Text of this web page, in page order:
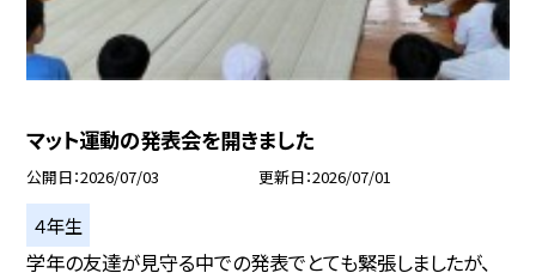
マット運動の発表会を開きました
公開日 2026/07/03 更新日 2026/07/01
４年生
学年の友達が見守る中での発表でとても緊張しましたが、